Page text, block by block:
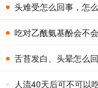
头难受怎么回事，怎
吃对乙酰氨基酚会不
舌苔发白、头晕怎么
人流40天后可不可以